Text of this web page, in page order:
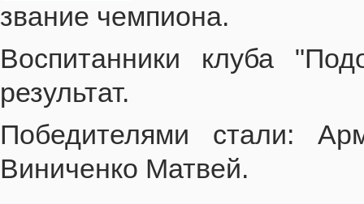
звание чемпиона.
Воспитанники клуба
результат.
Победителями стали:
Виниченко Матвей.